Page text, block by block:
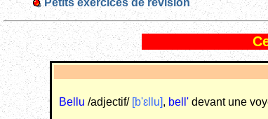
Petits exercices de révision
Bellu /adjectif/ [b'ɛllu], bell' devant une